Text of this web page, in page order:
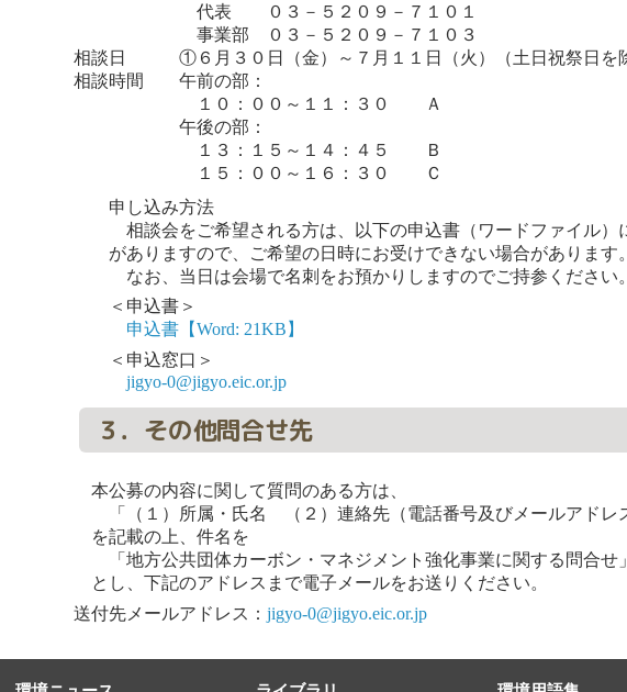
代表
０３－５２０９－７１０１
事業部
０３－５２０９－７１０３
相談日
①６月３０日（金）～７月１１日（火）（土日祝祭日を
相談時間
午前の部：
１０：００～１１：３０ Ａ
午後の部：
１３：１５～１４：４５ Ｂ
１５：００～１６：３０ Ｃ
申し込み方法
相談会をご希望される方は、以下の申込書（ワードファイル）
がありますので、ご希望の日時にお受けできない場合があります
なお、当日は会場で名刺をお預かりしますのでご持参ください。
＜申込書＞
申込書【Word: 21KB】
＜申込窓口＞
jigyo-0@jigyo.eic.or.jp
３．その他問合せ先
本公募の内容に関して質問のある方は、
「（１）所属・氏名 （２）連絡先（電話番号及びメールアドレ
を記載の上、件名を
「地方公共団体カーボン・マネジメント強化事業に関する問合せ」
とし、下記のアドレスまで電子メールをお送りください。
送付先メールアドレス：jigyo-0@jigyo.eic.or.jp